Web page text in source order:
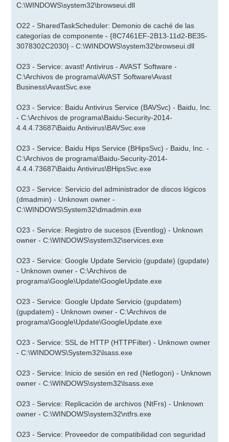
C:\WINDOWS\system32\browseui.dll
O22 - SharedTaskScheduler: Demonio de caché de las
categorías de componente - {8C7461EF-2B13-11d2-BE35-
3078302C2030} - C:\WINDOWS\system32\browseui.dll
O23 - Service: avast! Antivirus - AVAST Software -
C:\Archivos de programa\AVAST Software\Avast
Business\AvastSvc.exe
O23 - Service: Baidu Antivirus Service (BAVSvc) - Baidu, Inc.
- C:\Archivos de programa\Baidu-Security-2014-
4.4.4.73687\Baidu Antivirus\BAVSvc.exe
O23 - Service: Baidu Hips Service (BHipsSvc) - Baidu, Inc. -
C:\Archivos de programa\Baidu-Security-2014-
4.4.4.73687\Baidu Antivirus\BHipsSvc.exe
O23 - Service: Servicio del administrador de discos lógicos
(dmadmin) - Unknown owner -
C:\WINDOWS\System32\dmadmin.exe
O23 - Service: Registro de sucesos (Eventlog) - Unknown
owner - C:\WINDOWS\system32\services.exe
O23 - Service: Google Update Servicio (gupdate) (gupdate)
- Unknown owner - C:\Archivos de
programa\Google\Update\GoogleUpdate.exe
O23 - Service: Google Update Servicio (gupdatem)
(gupdatem) - Unknown owner - C:\Archivos de
programa\Google\Update\GoogleUpdate.exe
O23 - Service: SSL de HTTP (HTTPFilter) - Unknown owner
- C:\WINDOWS\System32\lsass.exe
O23 - Service: Inicio de sesión en red (Netlogon) - Unknown
owner - C:\WINDOWS\system32\lsass.exe
O23 - Service: Replicación de archivos (NtFrs) - Unknown
owner - C:\WINDOWS\system32\ntfrs.exe
O23 - Service: Proveedor de compatibilidad con seguridad